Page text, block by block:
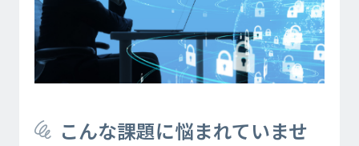
こんな課題に悩まれていませ